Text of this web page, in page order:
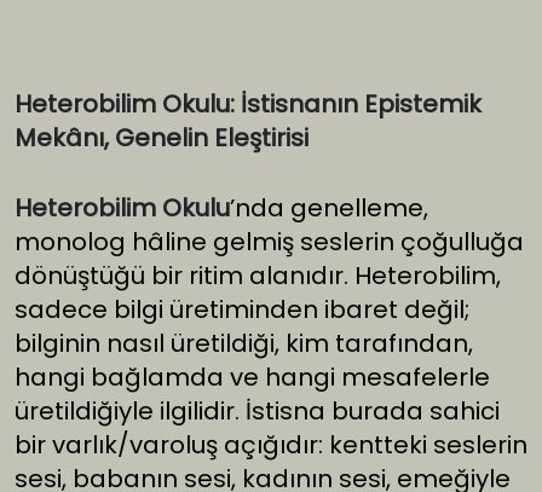
Heterobilim Okulu: İstisnanın Epistemik
Mekânı, Genelin Eleştirisi
Heterobilim Okulu’nda genelleme,
monolog hâline gelmiş seslerin çoğulluğa
dönüştüğü bir ritim alanıdır. Heterobilim,
sadece bilgi üretiminden ibaret değil;
bilginin nasıl üretildiği, kim tarafından,
hangi bağlamda ve hangi mesafelerle
üretildiğiyle ilgilidir. İstisna burada sahici
bir varlık/varoluş açığıdır: kentteki seslerin
sesi, babanın sesi, kadının sesi, emeğiyle